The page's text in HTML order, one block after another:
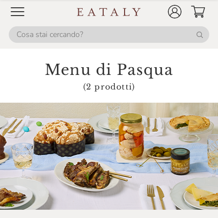
Menu di Pasqua
(2 prodotti)
Pasta Fresca Rossi
Possa
Roi
Salumi Di San Rocco
Salumificio Santoro
Segnana
Segreti Di Sicilia
Società Agricola Bargero